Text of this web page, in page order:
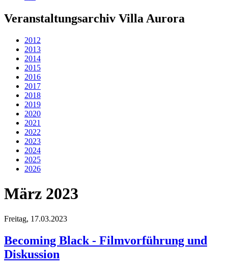
Veranstaltungsarchiv Villa Aurora
2012
2013
2014
2015
2016
2017
2018
2019
2020
2021
2022
2023
2024
2025
2026
März 2023
Freitag, 17.03.2023
Becoming Black - Filmvorführung und
Diskussion